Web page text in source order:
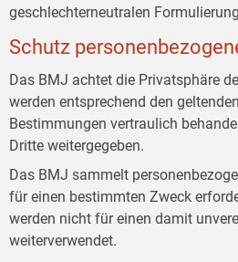
geschlechterneutralen
Schutz
Das BMJ achtet die Privatsphäre
werden entsprechend den
Bestimmungen vertraulich
Dritte weitergegeben.
Das BMJ sammelt
für einen bestimmten Zweck
werden nicht für einen damit
weiterverwendet.